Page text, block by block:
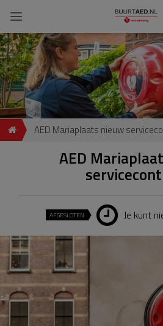
AED Mariaplaats nieuw
AED
AFGESLOTEN Je kunt